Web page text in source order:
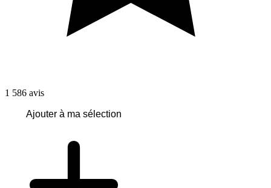
1 586 avis
Ajouter à ma sélection